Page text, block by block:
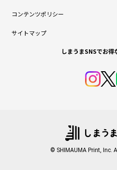
コンテンツポリシー
サイトマップ
しまうまSNSでお得
© SHIMAUMA Print, Inc.